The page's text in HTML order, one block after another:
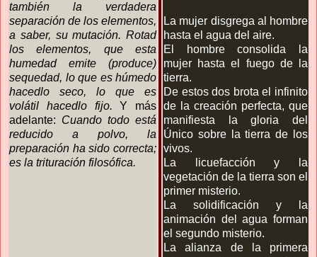
también la verdadera
separación de los elementos,
a saber, su mutación. Rotad
los elementos, que esta
humedad emite (produce)
sequedad, lo que es húmedo
hacedlo seco, lo que es
volátil hacedlo fijo. Y más
adelante: Cuando todo está
reducido a polvo, la
preparación ha sido correcta;
es la trituración filosófica.
La mujer disgrega al hombre
hasta el agua del aire.
El hombre consolida la
mujer hasta el fuego de la
tierra.
De estos dos brota el infinito
de la creación perfecta, que
manifiesta la gloria del
Único sobre la tierra de los
vivos.
La licuefacción y la
vegetación de la tierra son el
primer misterio.
La solidificación y la
animación del agua forman
el segundo misterio.
La alianza de la primera